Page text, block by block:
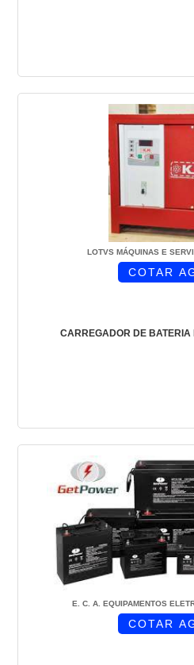
LOTVS MÁQUINAS E
CARREGADOR DE
COTAR
E. C. A. EQUIPAMENTOS
COTAR